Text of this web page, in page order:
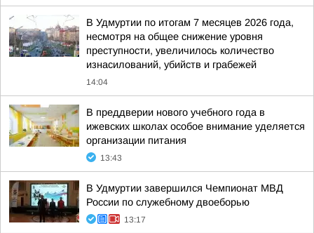
В Удмуртии по итогам 7 месяцев 2026 года,
несмотря на общее снижение уровня
преступности, увеличилось количество
изнасилований, убийств и грабежей
14:04
В преддверии нового учебного года в
ижевских школах особое внимание уделяется
организации питания
13:43
В Удмуртии завершился Чемпионат МВД
России по служебному двоеборью
13:17